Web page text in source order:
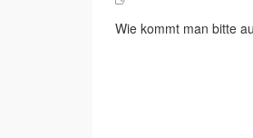
Wie kommt man bitte